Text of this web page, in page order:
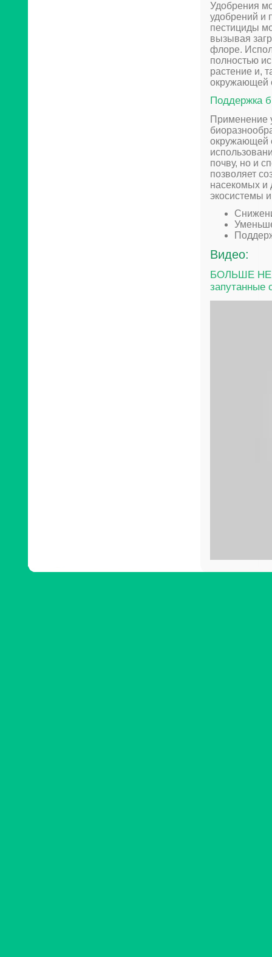
Удобрения
удобрений и
пестициды
вызывая
флоре.
полностью
растение и,
окружающей
Поддержка
Применение
окружающей
почву, но и
позволяет
насекомых и
экосистемы
Видео:
БОЛЬШЕ НЕ
запутанные